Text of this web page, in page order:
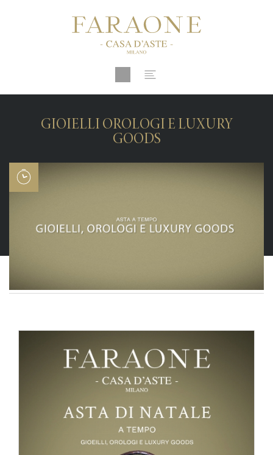
GIOIELLI OROLOGI E LUXURY
GOODS